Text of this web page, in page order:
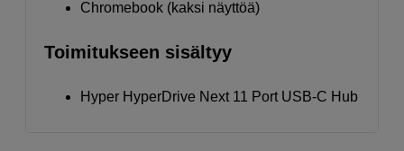
Chromebook (kaksi näyttöä)
Toimitukseen sisältyy
Hyper HyperDrive Next 11 Port USB-C Hub